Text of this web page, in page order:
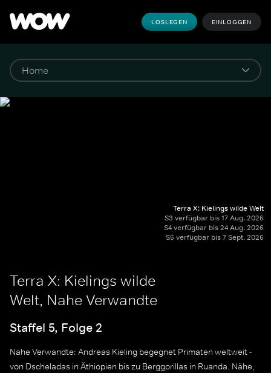
LOSLEGEN EINLOGGEN
Terra X: Kielings wilde Welt
S3 verfügbar bis 17 Aug. 2026
S4 verfügbar bis 24 Aug. 2026
S5 verfügbar bis 7 Sept. 2026
Terra X: Kielings wilde
Welt, Nahe Verwandte
Staffel 5, Folge 2
Nahe Verwandte: Andreas Kieling begegnet Primaten weltweit -
von Dscheladas in Äthiopien bis zu Berggorillas in Ruanda. Nähe,